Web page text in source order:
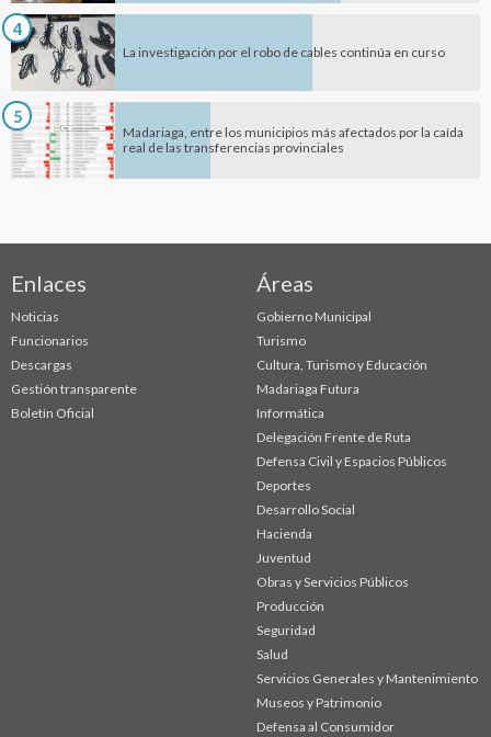
4
La investigación por el robo de cables continúa en curso
5
Madariaga, entre los municipios más afectados por la caída
real de las transferencias provinciales
Enlaces
Noticias
Funcionarios
Descargas
Gestión transparente
Boletín Oficial
Áreas
Gobierno Municipal
Turismo
Cultura, Turismo y Educación
Madariaga Futura
Informática
Delegación Frente de Ruta
Defensa Civil y Espacios Públicos
Deportes
Desarrollo Social
Hacienda
Juventud
Obras y Servicios Públicos
Producción
Seguridad
Salud
Servicios Generales y Mantenimiento
Museos y Patrimonio
Defensa al Consumidor